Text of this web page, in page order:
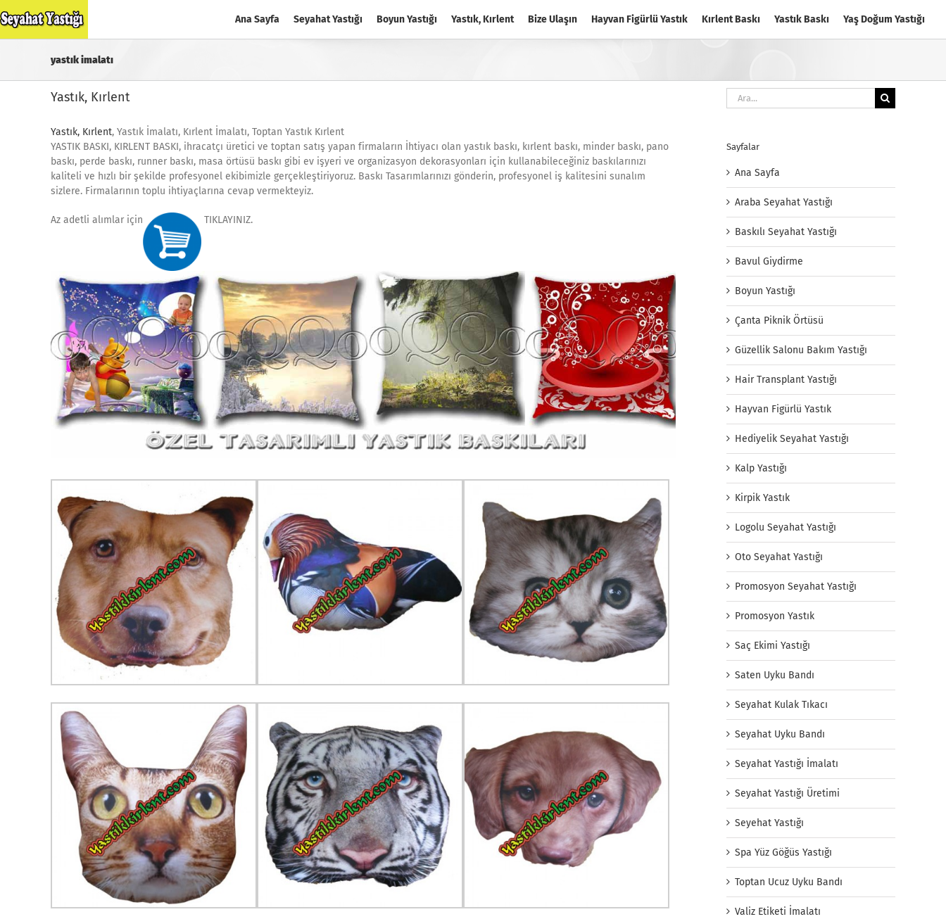
to
content
Ana Sayfa Seyahat Yastığı Boyun Yastığı Yastık, Kırlent Bize Ulaşın Hayvan Figürlü Yastık Kırlent Baskı Yastık Baskı Yaş Doğum Yastığı
yastık imalatı
Yastık, Kırlent
Yastık, Kırlent, Yastık İmalatı, Kırlent İmalatı, Toptan Yastık Kırlent
YASTIK BASKI, KIRLENT BASKI, ihracatçı üretici ve toptan satış yapan firmaların İhtiyacı olan yastık baskı, kırlent baskı, minder baskı, pano
baskı, perde baskı, runner baskı, masa örtüsü baskı gibi ev işyeri ve organizasyon dekorasyonları için kullanabileceğiniz baskılarınızı
kaliteli ve hızlı bir şekilde profesyonel ekibimizle gerçekleştiriyoruz. Baskı Tasarımlarınızı gönderin, profesyonel iş kalitesini sunalım
sizlere. Firmalarının toplu ihtiyaçlarına cevap vermekteyiz.
Az adetli alımlar için TIKLAYINIZ.
Ara:
Sayfalar
Ana Sayfa
Araba Seyahat Yastığı
Baskılı Seyahat Yastığı
Bavul Giydirme
Boyun Yastığı
Çanta Piknik Örtüsü
Güzellik Salonu Bakım Yastığı
Hair Transplant Yastığı
Hayvan Figürlü Yastık
Hediyelik Seyahat Yastığı
Kalp Yastığı
Kirpik Yastık
Logolu Seyahat Yastığı
Oto Seyahat Yastığı
Promosyon Seyahat Yastığı
Promosyon Yastık
Saç Ekimi Yastığı
Saten Uyku Bandı
Seyahat Kulak Tıkacı
Seyahat Uyku Bandı
Seyahat Yastığı İmalatı
Seyahat Yastığı Üretimi
Seyehat Yastığı
Spa Yüz Göğüs Yastığı
Toptan Ucuz Uyku Bandı
Valiz Etiketi İmalatı